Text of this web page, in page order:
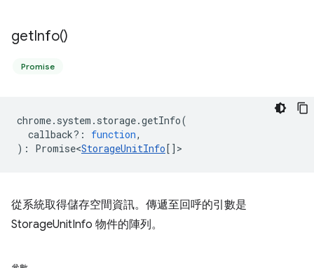
getInfo()
Promise
chrome. system . storage.getInfo(
callback? : function,
) : Promise<StorageUnitInfo[] >
從系統取得儲存空間資訊。傳遞至回呼的引數是
StorageUnitInfo 物件的陣列。